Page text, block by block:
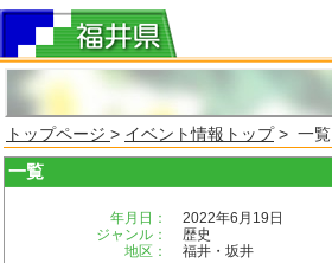
トップページ > イベント情報トップ> 一覧
一覧
年月日：
2022年6月19日
ジャンル：
歴史
地区：
福井・坂井